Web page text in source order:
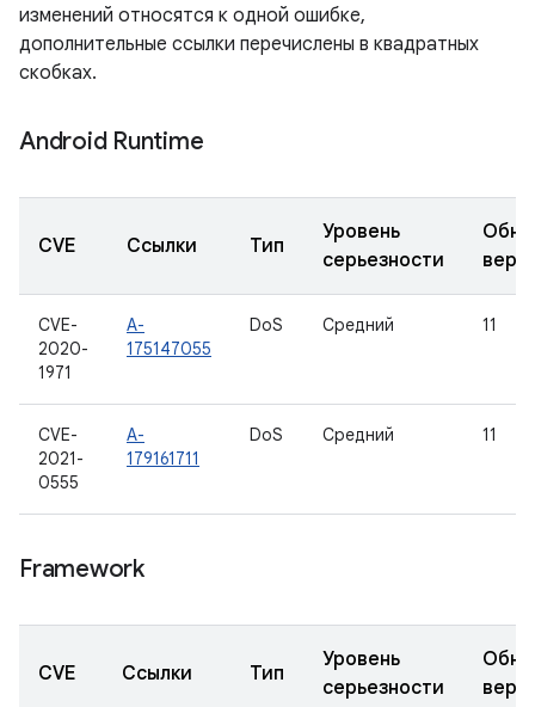
изменений относятся к одной ошибке,
дополнительные ссылки перечислены в квадратных
скобках.
Android Runtime
CVE Ссылки Тип
Уровень
серьезности
CVE-
2020-
1971
A-
175147055
DoS Средний 11
CVE-
2021-
0555
A-
179161711
DoS Средний 11
Framework
CVE Ссылки Тип
Уровень
серьезности